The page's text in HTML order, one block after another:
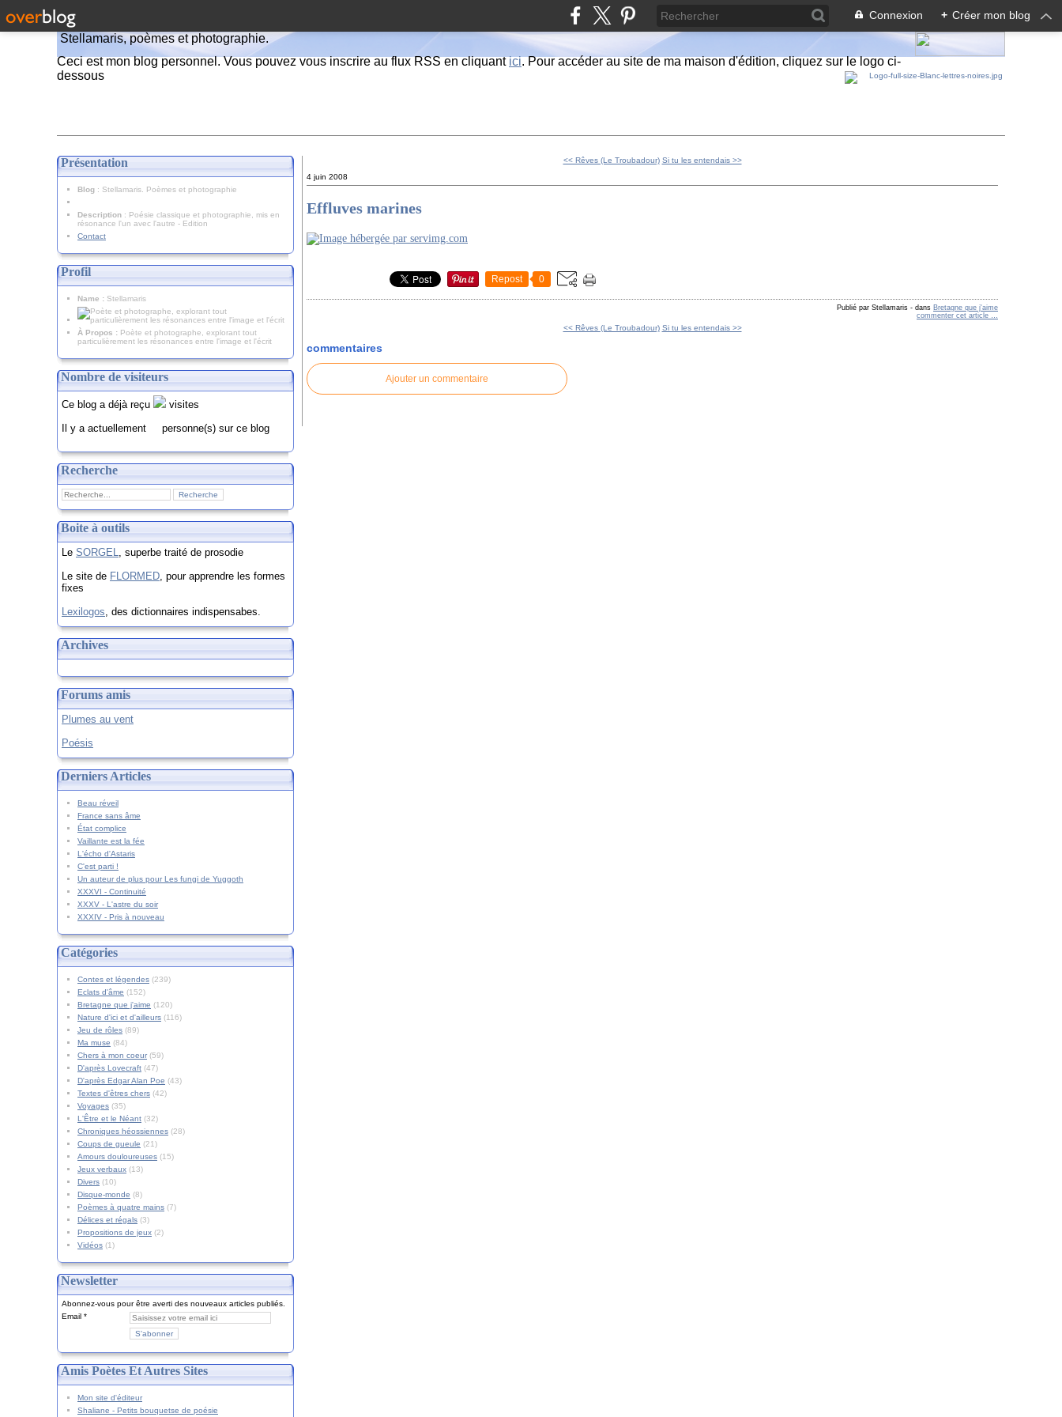
Connexion + Créer mon blog
Stellamaris, poèmes et photographie.
Ceci est mon blog personnel. Vous pouvez vous inscrire au flux RSS en cliquantici. Pour accéder au site de ma maison d'édition, cliquez sur le logo ci-
dessous
Présentation
Blog : Stellamaris. Poèmes et photographie
Description : Poésie classique et photographie, mis en
résonance l'un avec l'autre - Edition
Contact
Profil
Name : Stellamaris
À Propos : Poète et photographe, explorant tout
particulièrement les résonances entre l'image et l'écrit
Nombre de visiteurs
Ce blog a déjà reçu
visites
Il y a actuellement
personne(s) sur ce blog
Recherche
Boite à outils
Le SORGEL, superbe traité de prosodie
Le site de FLORMED, pour apprendre les formes
fixes
Lexilogos, des dictionnaires indispensabes.
Archives
Forums amis
Plumes au vent
Poésis
Derniers Articles
Beau réveil
France sans âme
État complice
Vaillante est la fée
L'écho d'Astaris
C'est parti !
Un auteur de plus pour Les fungi de Yuggoth
XXXVI - Continuité
XXXV - L'astre du soir
XXXIV - Pris à nouveau
Catégories
Contes et légendes (239)
Eclats d'âme (152)
Bretagne que j'aime (120)
Nature d'ici et d'ailleurs (116)
Jeu de rôles (89)
Ma muse (84)
Chers à mon coeur (59)
D'après Lovecraft (47)
D'après Edgar Alan Poe (43)
Textes d'êtres chers (42)
Voyages (35)
L'Être et le Néant (32)
Chroniques héossiennes (28)
Coups de gueule (21)
Amours douloureuses (15)
Jeux verbaux (13)
Divers (10)
Disque-monde (8)
Poèmes à quatre mains (7)
Délices et régals (3)
Propositions de jeux (2)
Vidéos (1)
Newsletter
Abonnez-vous pour être averti des nouveaux articles publiés.
Email
Amis Poètes Et Autres Sites
Mon site d'éditeur
Shaliane - Petits bouquetse de poésie
<< Rêves (Le Troubadour) Si tu les entendais >>
4 juin 2008
Effluves marines
Repost 0
Publié par Stellamaris - dans Bretagne que j'aime
commenter cet article …
<< Rêves (Le Troubadour) Si tu les entendais >>
commentaires
Ajouter un commentaire